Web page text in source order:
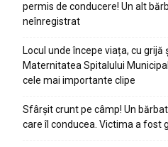
permis de conducere! Un alt
neînregistrat
Locul unde începe viața, cu
Maternitatea Spitalului
cele mai importante clipe
Sfârșit crunt pe câmp! Un
care îl conducea. Victima a fost